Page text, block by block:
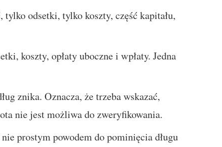
odsetki, tylko koszty, część kapitału,
koszty, opłaty uboczne i wpłaty. Jedna
znika. Oznacza, że trzeba wskazać,
nie jest możliwa do zweryfikowania.
prostym powodem do pominięcia długu